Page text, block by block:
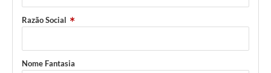
Razão Social
Nome Fantasia